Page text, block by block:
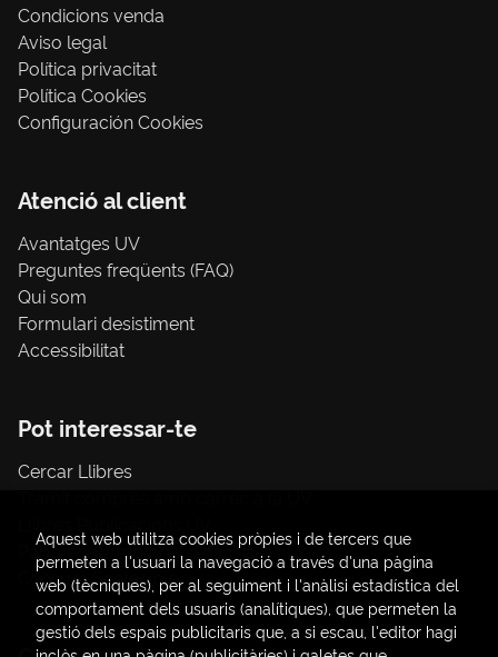
Condicions venda
Aviso legal
Política privacitat
Política Cookies
Configuración Cookies
Atenció al client
Avantatges UV
Preguntes freqüents (FAQ)
Qui som
Formulari desistiment
Accessibilitat
Pot interessar-te
Cercar Llibres
Papereria / material d'oficina
Consum Sostenible
Aquest web utilitza cookies pròpies i de tercers que
permeten a l'usuari la navegació a través d'una pàgina
web (tècniques), per al seguiment i l'anàlisi estadística del
comportament dels usuaris (analítiques), que permeten la
gestió dels espais publicitaris que, a si escau, l'editor hagi